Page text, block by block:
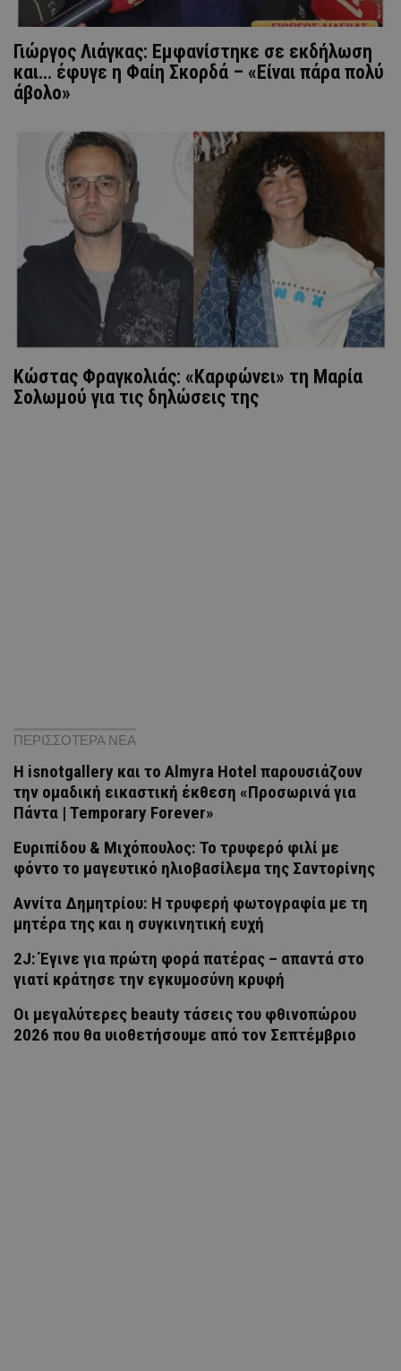
Γιώργος Λιάγκας: Εμφανίστηκε σε εκδήλωση
και… έφυγε η Φαίη Σκορδά – «Είναι πάρα πολύ
άβολο»
Κώστας Φραγκολιάς: «Καρφώνει» τη Μαρία
Σολωμού για τις δηλώσεις της
ΠΕΡΙΣΣΟΤΕΡΑ ΝΕΑ
H isnotgallery και το Almyra Hotel παρουσιάζουν
την ομαδική εικαστική έκθεση «Προσωρινά για
Πάντα | Temporary Forever»
Ευριπίδου & Μιχόπουλος: Το τρυφερό φιλί με
φόντο το μαγευτικό ηλιοβασίλεμα της Σαντορίνης
Αννίτα Δημητρίου: Η τρυφερή φωτογραφία με τη
μητέρα της και η συγκινητική ευχή
2J: Έγινε για πρώτη φορά πατέρας – απαντά στο
γιατί κράτησε την εγκυμοσύνη κρυφή
Οι μεγαλύτερες beauty τάσεις του φθινοπώρου
2026 που θα υιοθετήσουμε από τον Σεπτέμβριο